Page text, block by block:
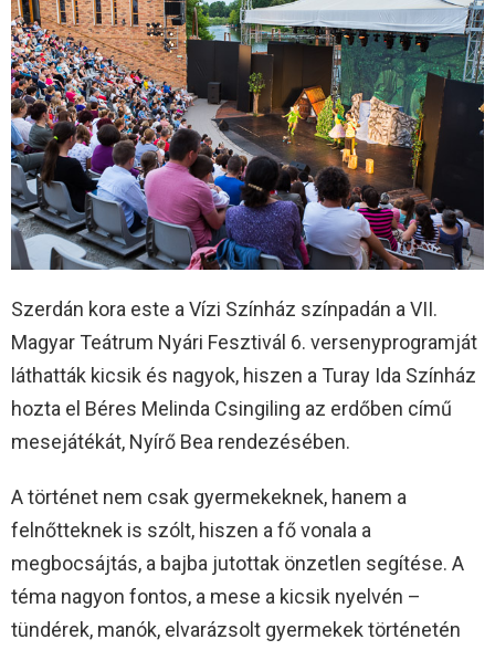
Szerdán kora este a Vízi Színház színpadán a VII.
Magyar Teátrum Nyári Fesztivál 6. versenyprogramját
láthatták kicsik és nagyok, hiszen a Turay Ida Színház
hozta el Béres Melinda Csingiling az erdőben című
mesejátékát, Nyírő Bea rendezésében.
A történet nem csak gyermekeknek, hanem a
felnőtteknek is szólt, hiszen a fő vonala a
megbocsájtás, a bajba jutottak önzetlen segítése. A
téma nagyon fontos, a mese a kicsik nyelvén –
tündérek, manók, elvarázsolt gyermekek történetén